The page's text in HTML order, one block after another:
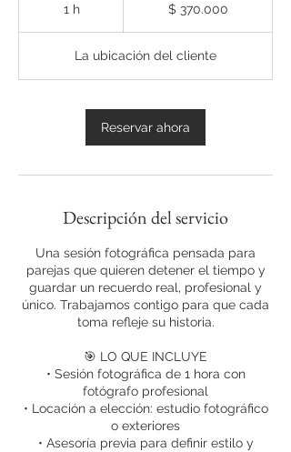
1 h1
colombianos$ 370.000
La ubicación del cliente
Reservar ahora
Descripción del servicio
Una sesión fotográfica pensada para
parejas que quieren detener el tiempo y
guardar un recuerdo real, profesional y
único. Trabajamos contigo para que cada
toma refleje su historia.
🎯 LO QUE INCLUYE
• Sesión fotográfica de 1 hora con
fotógrafo profesional
• Locación a elección: estudio fotográfico
o exteriores
• Asesoría previa para definir estilo y